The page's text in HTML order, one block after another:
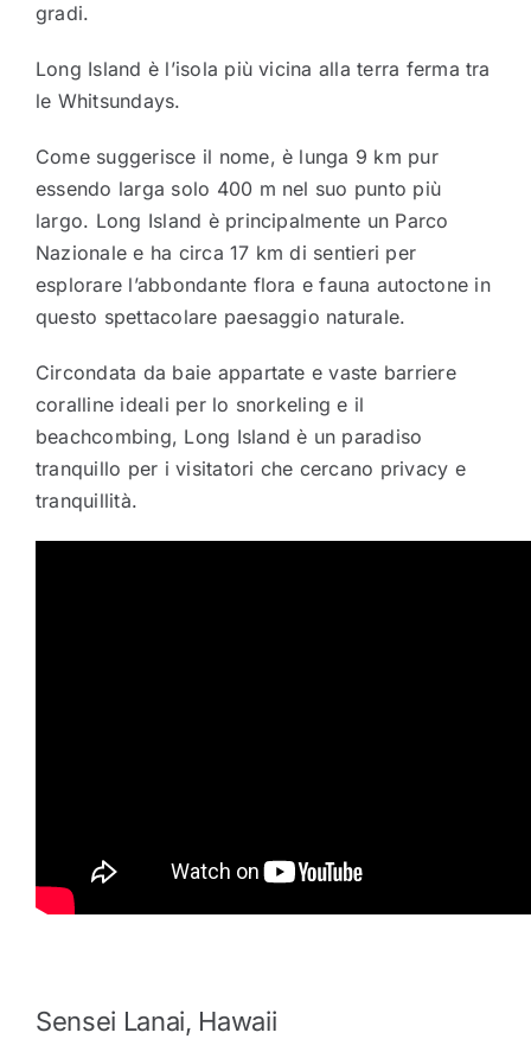
gradi.
Long Island è l’isola più vicina alla terra ferma tra
le Whitsundays.
Come suggerisce il nome, è lunga 9 km pur
essendo larga solo 400 m nel suo punto più
largo. Long Island è principalmente un Parco
Nazionale e ha circa 17 km di sentieri per
esplorare l’abbondante flora e fauna autoctone in
questo spettacolare paesaggio naturale.
Circondata da baie appartate e vaste barriere
coralline ideali per lo snorkeling e il
beachcombing, Long Island è un paradiso
tranquillo per i visitatori che cercano privacy e
tranquillità.
Sensei Lanai, Hawaii